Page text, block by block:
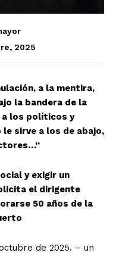
2025
a la mentira,
la bandera de la
los políticos y
sirve a los de abajo,
y exigir un
el dirigente
50 años de la
de 2025. – un